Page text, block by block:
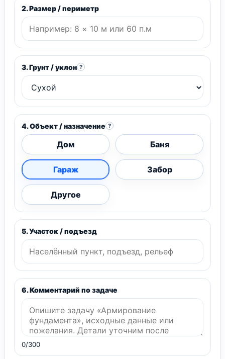
2. Размер / периметр
3. Грунт / уклон ?
4. Объект / назначение ?
Дом Баня
Гараж Забор
Другое
5. Участок / подъезд
6. Комментарий по задаче
0/300